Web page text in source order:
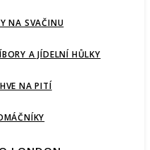
NA SVAČINU
A JÍDELNÍ HŮLKY
NA PITÍ